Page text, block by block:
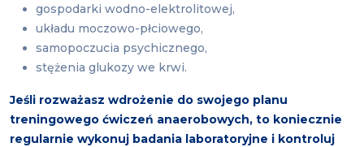
gospodarki wodno-elektrolitowej,
układu moczowo-płciowego,
samopoczucia psychicznego,
stężenia glukozy we krwi.
Jeśli rozważasz wdrożenie do swojego planu
treningowego ćwiczeń anaerobowych, to koniecznie
regularnie wykonuj badania laboratoryjne i kontroluj